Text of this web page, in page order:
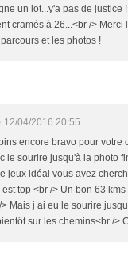
un lot...y'a pas de justice
cramés à 26...<br /> Merci
et les photos !
12/04/2016 20:55
encore bravo pour votre
le sourire jusqu'à la photo
jeux idéal vous avez
top <br /> Un bon 63
Mais j ai eu le sourire
sur les chemins<br />